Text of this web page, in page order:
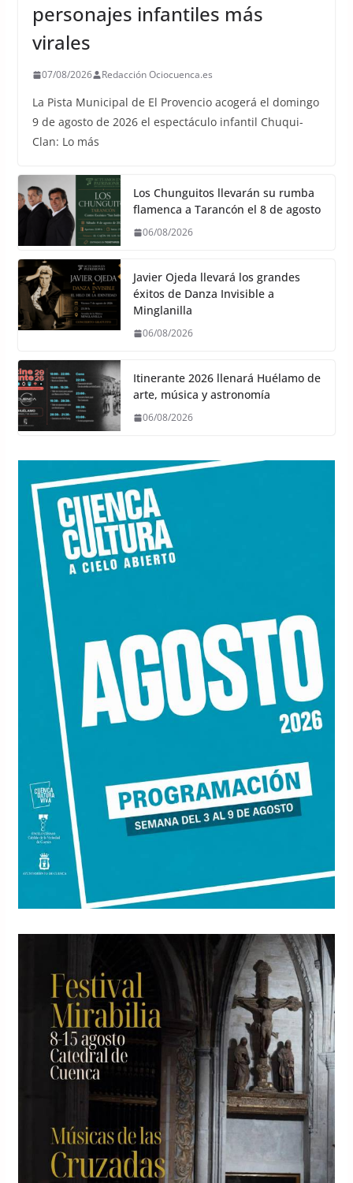
personajes infantiles más
virales
07/08/2026 Redacción Ociocuenca.es
La Pista Municipal de El Provencio acogerá el domingo
9 de agosto de 2026 el espectáculo infantil Chuqui-
Clan: Lo más
Los Chunguitos llevarán su rumba
flamenca a Tarancón el 8 de agosto
06/08/2026
Javier Ojeda llevará los grandes
éxitos de Danza Invisible a
Minglanilla
06/08/2026
Itinerante 2026 llenará Huélamo de
arte, música y astronomía
06/08/2026